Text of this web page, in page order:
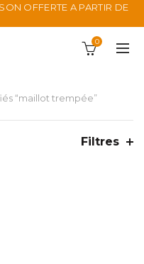
OFFERTE A PARTIR DE
0
“maillot trempée”
Filtres